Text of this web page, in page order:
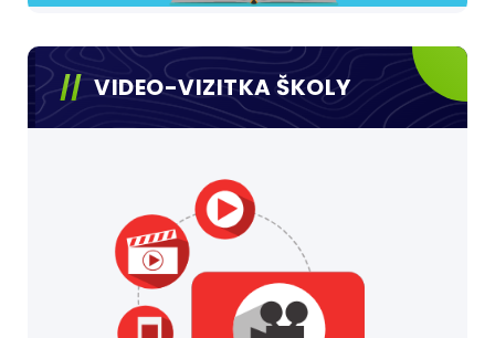
VIDEO-VIZITKA ŠKOLY